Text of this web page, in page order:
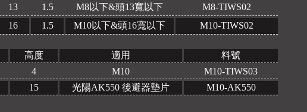
13 1.5 M8以下&頭13寬以下
M8-TIWS02
16 1.5 M10以下&頭16寬以下 M10-TIWS02
高度 適用
料號
4 M10
M10-TIWS03
15 光陽AK550 後避器墊片 M10-AK550